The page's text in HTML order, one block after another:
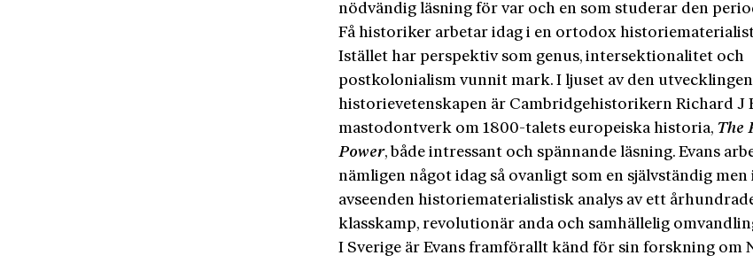
nödvändig läsning för var och en som studerar den
Få historiker arbetar idag i en ortodox
Istället har perspektiv som genus, intersektionalitet och
postkolonialism vunnit mark. I ljuset av den
historievetenskapen är Cambridgehistorikern Richard J
mastodontverk om 1800-talets europeiska historia, The
Power, både intressant och spännande läsning. Evans
nämligen något idag så ovanligt som en självständig men
avseenden historiematerialistisk analys av ett
klasskamp, revolutionär anda och samhällelig
I Sverige är Evans framförallt känd för sin forskning om